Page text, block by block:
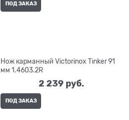
ПОД ЗАКАЗ
Нож карманный Victorinox Tinker 91
мм 1.4603.2R
2 239 руб.
ПОД ЗАКАЗ